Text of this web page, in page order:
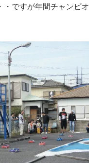
・ですが年間チャンピオ